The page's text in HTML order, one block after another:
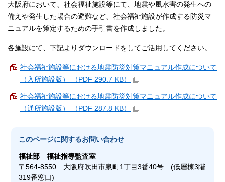
大阪府において、社会福祉施設等にて、地震や風水害の発生への
備えや発生した場合の避難など、社会福祉施設が作成する防災マ
ニュアルを策定するための手引書を作成しました。
各施設にて、下記よりダウンロードをしてご活用してください。
社会福祉施設等における地震防災対策マニュアル作成について
（入所施設版） （PDF 290.7 KB）
社会福祉施設等における地震防災対策マニュアル作成について
（通所施設版） （PDF 287.8 KB）
このページに関するお問い合わせ
福祉部福祉指導監査室
〒564-8550 大阪府吹田市泉町1丁目3番40号 (低層棟3階
319番窓口)